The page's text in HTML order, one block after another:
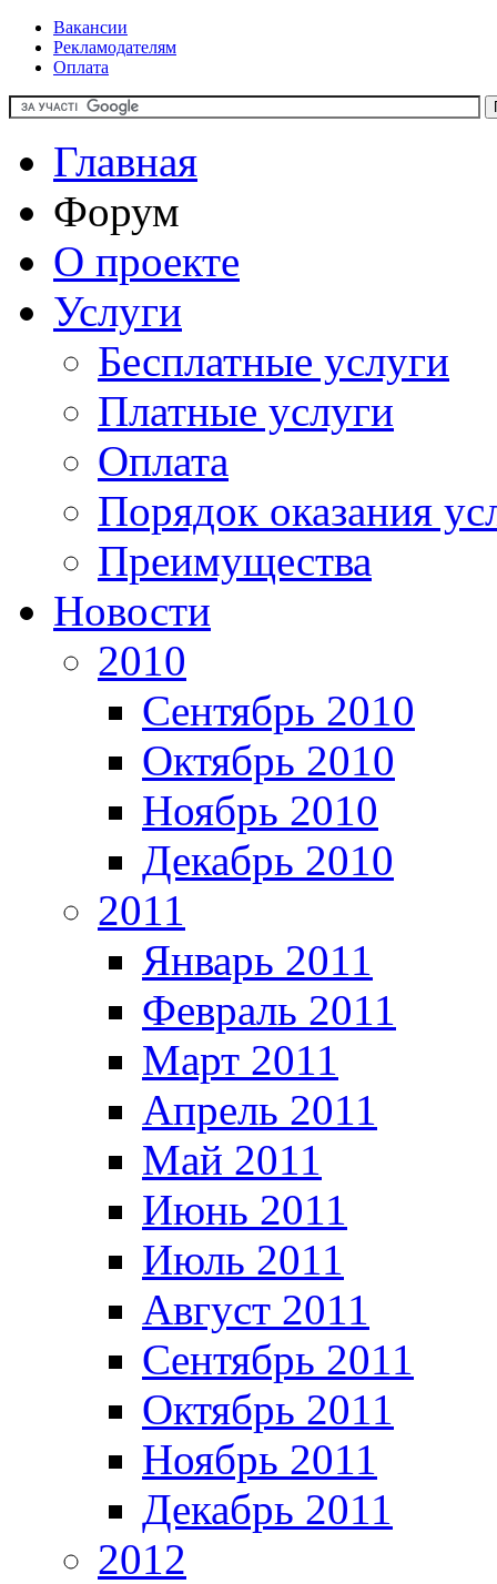
Вакансии
Рекламодателям
Оплата
Главная
Форум
О проекте
Услуги
Бесплатные услуги
Платные услуги
Оплата
Порядок оказания
Преимущества
Новости
2010
Сентябрь 2010
Октябрь 2010
Ноябрь 2010
Декабрь 2010
2011
Январь 2011
Февраль 2011
Март 2011
Апрель 2011
Май 2011
Июнь 2011
Июль 2011
Август 2011
Сентябрь 2011
Октябрь 2011
Ноябрь 2011
Декабрь 2011
2012